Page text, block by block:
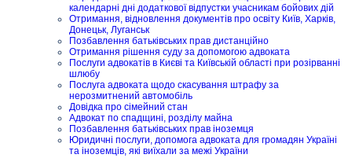
календарні дні додаткової відпустки учасникам бойових дій
Отримання, відновлення документів про освіту Київ, Харків,
Донецьк, Луганськ
Позбавлення батьківських прав дистанційно
Отримання рішення суду за допомогою адвоката
Послуги адвокатів в Києві та Київській області при розірванні
шлюбу
Послуга адвоката щодо скасування штрафу за
нерозмитнений автомобіль
Довідка про сімейний стан
Адвокат по спадщині, розділу майна
Позбавлення батьківських прав іноземця
Юридичні послуги, допомога адвоката для громадян Україні
та іноземців, які виїхали за межі України